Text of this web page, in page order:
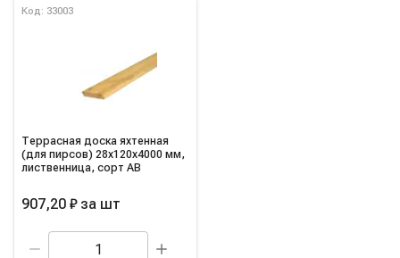
Список товаров категории
Код: 33003
Террасная доска яхтенная
(для пирсов) 28х120х4000 мм,
лиственница, сорт AB
907,20 ₽ за шт